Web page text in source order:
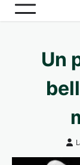
Un